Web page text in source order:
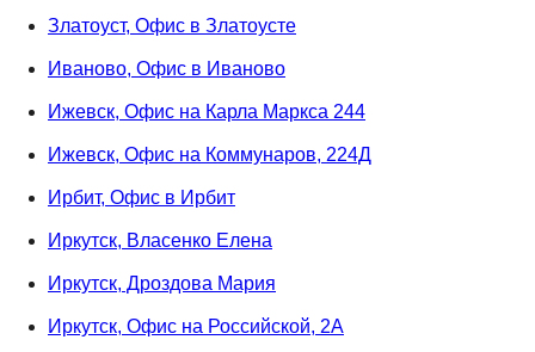
Златоуст, Офис в Златоусте
Иваново, Офис в Иваново
Ижевск, Офис на Карла Маркса 244
Ижевск, Офис на Коммунаров, 224Д
Ирбит, Офис в Ирбит
Иркутск, Власенко Елена
Иркутск, Дроздова Мария
Иркутск, Офис на Российской, 2А